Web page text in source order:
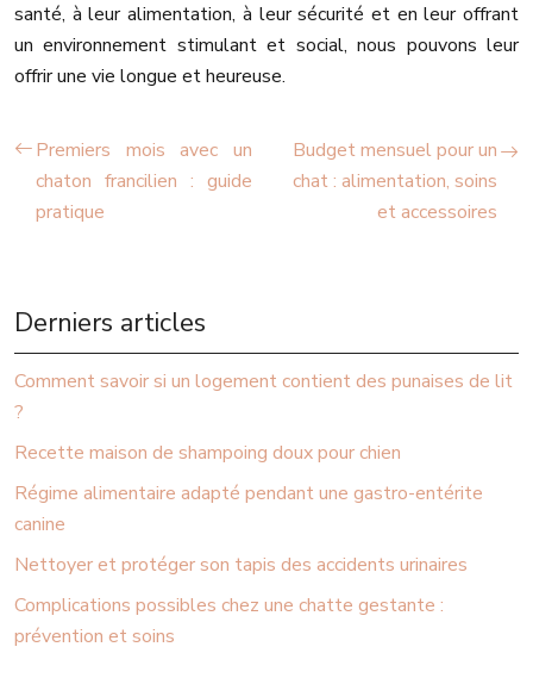
santé, à leur alimentation, à leur sécurité et en leur offrant
un environnement stimulant et social, nous pouvons leur
offrir une vie longue et heureuse.
Premiers mois avec un
chaton francilien : guide
pratique
Budget mensuel pour un
chat : alimentation, soins
et accessoires
Derniers articles
Comment savoir si un logement contient des punaises de lit
?
Recette maison de shampoing doux pour chien
Régime alimentaire adapté pendant une gastro-entérite
canine
Nettoyer et protéger son tapis des accidents urinaires
Complications possibles chez une chatte gestante :
prévention et soins